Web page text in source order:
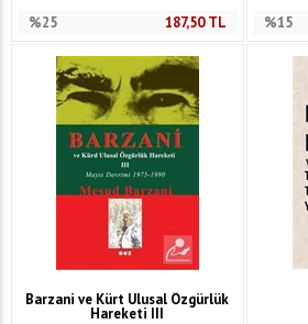
%25
187,50TL
%15
Barzani ve Kürt Ulusal Özgürlük
Hareketi III